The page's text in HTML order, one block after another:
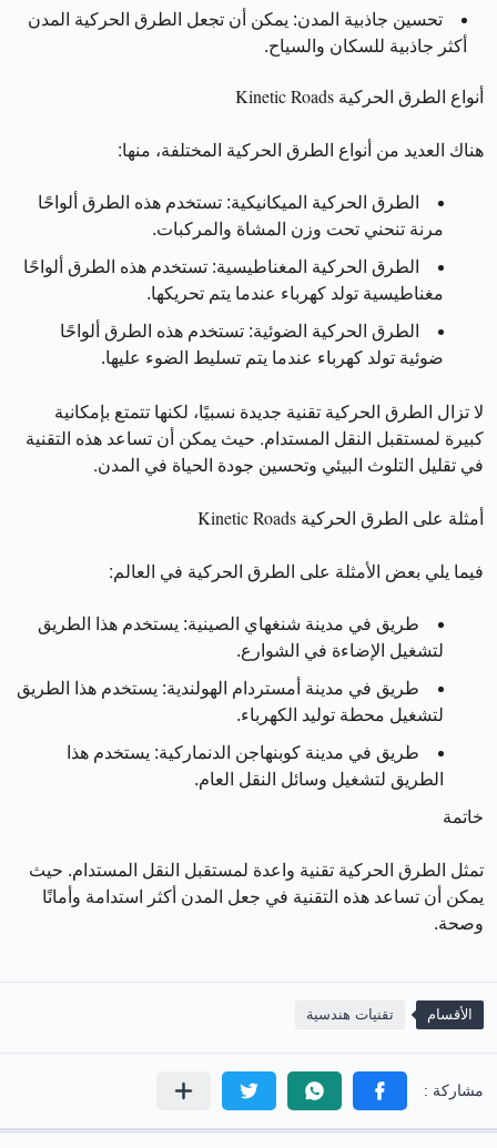
تحسين جاذبية المدن: يمكن أن تجعل الطرق الحركية المدن
أكثر جاذبية للسكان والسياح.
أنواع الطرق الحركية Kinetic Roads
هناك العديد من أنواع الطرق الحركية المختلفة، منها:
الطرق الحركية الميكانيكية: تستخدم هذه الطرق ألواحًا
مرنة تنحني تحت وزن المشاة والمركبات.
الطرق الحركية المغناطيسية: تستخدم هذه الطرق ألواحًا
مغناطيسية تولد كهرباء عندما يتم تحريكها.
الطرق الحركية الضوئية: تستخدم هذه الطرق ألواحًا
ضوئية تولد كهرباء عندما يتم تسليط الضوء عليها.
لا تزال الطرق الحركية تقنية جديدة نسبيًا، لكنها تتمتع بإمكانية
كبيرة لمستقبل النقل المستدام. حيث يمكن أن تساعد هذه التقنية
في تقليل التلوث البيئي وتحسين جودة الحياة في المدن.
أمثلة على الطرق الحركية Kinetic Roads
فيما يلي بعض الأمثلة على الطرق الحركية في العالم:
طريق في مدينة شنغهاي الصينية: يستخدم هذا الطريق
لتشغيل الإضاءة في الشوارع.
طريق في مدينة أمستردام الهولندية: يستخدم هذا الطريق
لتشغيل محطة توليد الكهرباء.
طريق في مدينة كوبنهاجن الدنماركية: يستخدم هذا
الطريق لتشغيل وسائل النقل العام.
خاتمة
تمثل الطرق الحركية تقنية واعدة لمستقبل النقل المستدام. حيث
يمكن أن تساعد هذه التقنية في جعل المدن أكثر استدامة وأمانًا
وصحة.
الأقسام تقنيات هندسية